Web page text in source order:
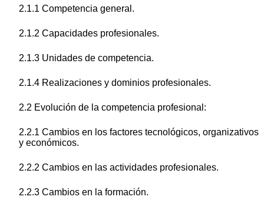
2.1.1 Competencia general.
2.1.2 Capacidades profesionales.
2.1.3 Unidades de competencia.
2.1.4 Realizaciones y dominios profesionales.
2.2 Evolución de la competencia profesional:
2.2.1 Cambios en los factores tecnológicos, organizativos
y económicos.
2.2.2 Cambios en las actividades profesionales.
2.2.3 Cambios en la formación.